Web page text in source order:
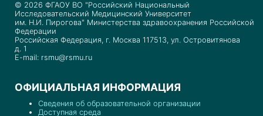
© 2026 ФГАОУ ВО "Российский Национальный
Исследовательский Медицинский Университет
им. Н.И. Пирогова" Министерства здравоохранения Российской
Федерации
Российская Федерация, г. Москва 117513, ул. Островитянова
д. 1
E-mail: rsmu@rsmu.ru
ОФИЦИАЛЬНАЯ ИНФОРМАЦИЯ
Сведения об образовательной организации
Доступная среда